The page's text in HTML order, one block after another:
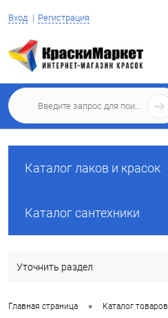
Вход Регистрация
Каталог лаков и красок
Каталог сантехники
Уточнить раздел
Главная страница • Каталог товаров